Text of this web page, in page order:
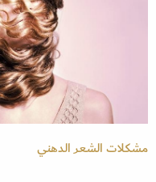
مشكلات الشعر الدهني